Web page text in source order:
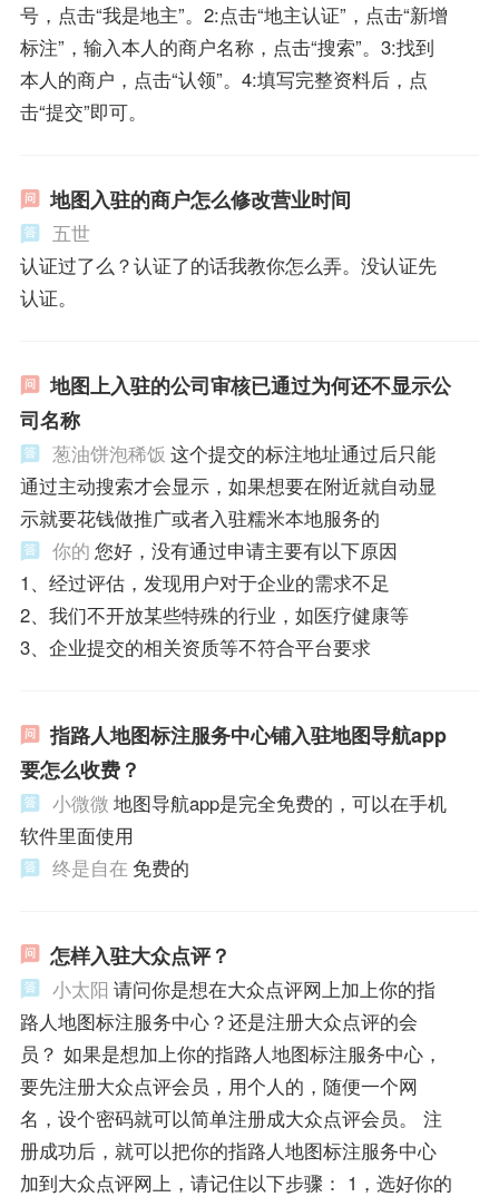
号，点击“我是地主”。2:点击“地主认证”，点击“新增
标注”，输入本人的商户名称，点击“搜索”。3:找到
本人的商户，点击“认领”。4:填写完整资料后，点
击“提交”即可。
地图入驻的商户怎么修改营业时间
五世
认证过了么？认证了的话我教你怎么弄。没认证先
认证。
地图上入驻的公司审核已通过为何还不显示公
司名称
葱油饼泡稀饭 这个提交的标注地址通过后只能
通过主动搜索才会显示，如果想要在附近就自动显
示就要花钱做推广或者入驻糯米本地服务的
你的 您好，没有通过申请主要有以下原因
1、经过评估，发现用户对于企业的需求不足
2、我们不开放某些特殊的行业，如医疗健康等
3、企业提交的相关资质等不符合平台要求
指路人地图标注服务中心铺入驻地图导航app
要怎么收费？
小微微 地图导航app是完全免费的，可以在手机
软件里面使用
终是自在 免费的
怎样入驻大众点评？
小太阳 请问你是想在大众点评网上加上你的指
路人地图标注服务中心？还是注册大众点评的会
员？ 如果是想加上你的指路人地图标注服务中心，
要先注册大众点评会员，用个人的，随便一个网
名，设个密码就可以简单注册成大众点评会员。 注
册成功后，就可以把你的指路人地图标注服务中心
加到大众点评网上，请记住以下步骤： 1，选好你的